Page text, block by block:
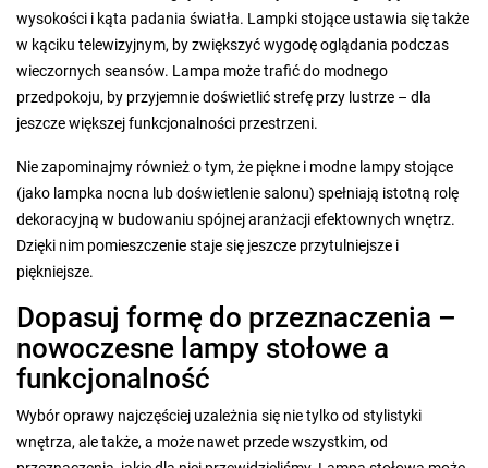
wysokości i kąta padania światła. Lampki stojące ustawia się także
w kąciku telewizyjnym, by zwiększyć wygodę oglądania podczas
wieczornych seansów. Lampa może trafić do modnego
przedpokoju, by przyjemnie doświetlić strefę przy lustrze – dla
jeszcze większej funkcjonalności przestrzeni.
Nie zapominajmy również o tym, że piękne i modne lampy stojące
(jako lampka nocna lub doświetlenie salonu) spełniają istotną rolę
dekoracyjną w budowaniu spójnej aranżacji efektownych wnętrz.
Dzięki nim pomieszczenie staje się jeszcze przytulniejsze i
piękniejsze.
Dopasuj formę do przeznaczenia –
nowoczesne lampy stołowe a
funkcjonalność
Wybór oprawy najczęściej uzależnia się nie tylko od stylistyki
wnętrza, ale także, a może nawet przede wszystkim, od